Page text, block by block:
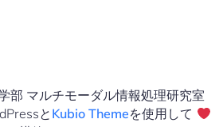
部 マルチモーダル情報処理研究室
と Kubio Themeを使用して